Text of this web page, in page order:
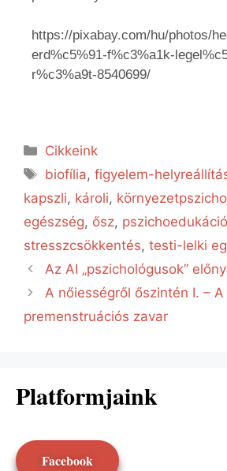
https://pixabay.com/hu/photos/
erd%c5%91-f%c3%a1k-
r%c3%a9t-8540699/
Cikkeink
biofília,figyelem-
kapszli, károli,
egészség, ősz, pszichoedukáció
stresszcsökkentés, testi-lelki
Az AI „pszichológusok”
A nőiességről őszintén I. – A
premenstruációs zavar
Platformjaink
Facebook